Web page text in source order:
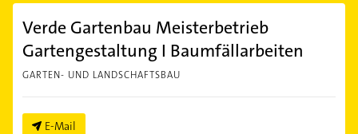
Verde Gartenbau Meisterbetrieb
Gartengestaltung I Baumfällarbeiten
GARTEN- UND LANDSCHAFTSBAU
E-Mail